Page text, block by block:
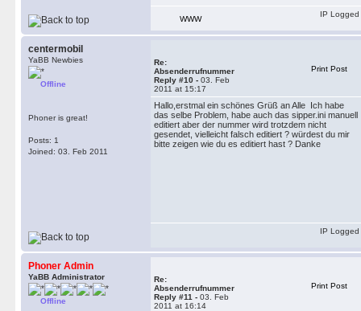
WWW
IP Logged
centermobil
YaBB Newbies
Offline
Phoner is great!
Posts: 1
Joined: 03. Feb 2011
Re:
Absenderrufnummer
Reply #10 - 03. Feb
2011 at 15:17
Print Post
Hallo,erstmal ein schönes Grüß an Alle Ich habe
das selbe Problem, habe auch das sipper.ini manuell
editiert aber der nummer wird trotzdem nicht
gesendet, vielleicht falsch editiert ? würdest du mir
bitte zeigen wie du es editiert hast ? Danke
IP Logged
Phoner Admin
YaBB Administrator
Offline
Re:
Absenderrufnummer
Reply #11 - 03. Feb
2011 at 16:14
Print Post